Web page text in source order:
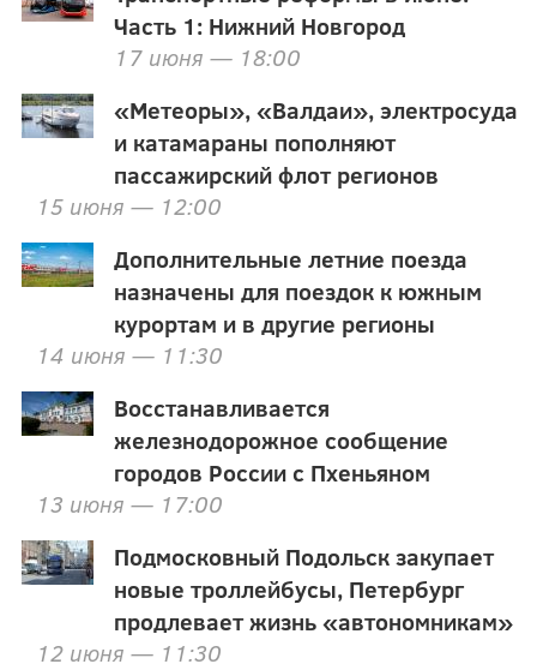
Часть 1: Нижний Новгород
17 июня — 18:00
«Метеоры», «Валдаи», электросуда
и катамараны пополняют
пассажирский флот регионов
15 июня — 12:00
Дополнительные летние поезда
назначены для поездок к южным
курортам и в другие регионы
14 июня — 11:30
Восстанавливается
железнодорожное сообщение
городов России с Пхеньяном
13 июня — 17:00
Подмосковный Подольск закупает
новые троллейбусы, Петербург
продлевает жизнь «автономникам»
12 июня — 11:30